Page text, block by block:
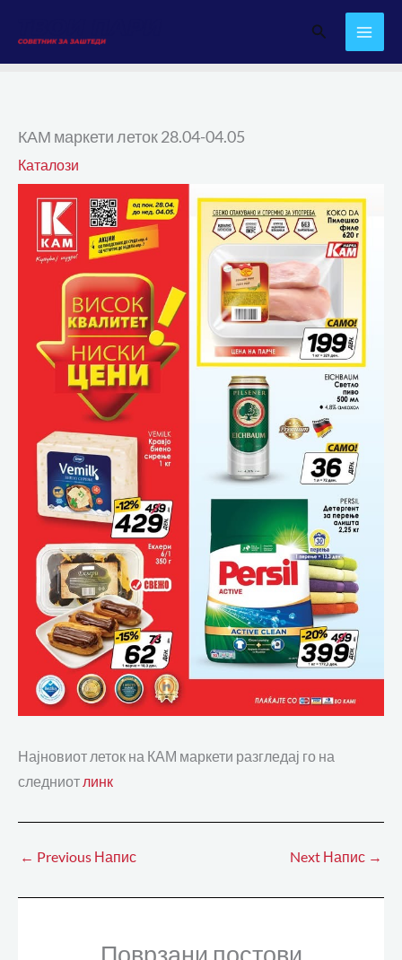
content
Search
КАМ маркети леток 28.04-04.05
Каталози
Најновиот леток на КАМ маркети разгледај го на
следниот линк
← Previous Напис Next Напис →